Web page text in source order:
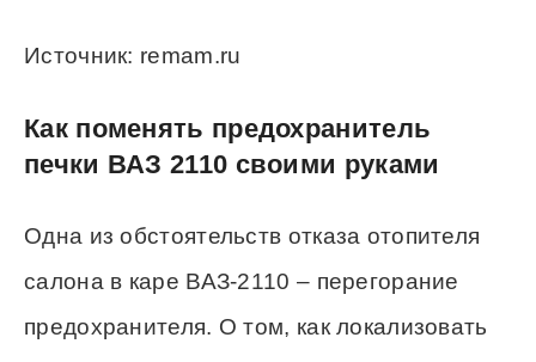
Источник: remam.ru
Как поменять предохранитель
печки ВАЗ 2110 своими руками
Одна из обстоятельств отказа отопителя
салона в каре ВАЗ-2110 – перегорание
предохранителя. О том, как локализовать